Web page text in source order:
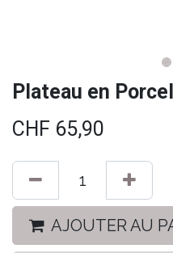
Plateau en
CHF 65,90
AJOUTER AU